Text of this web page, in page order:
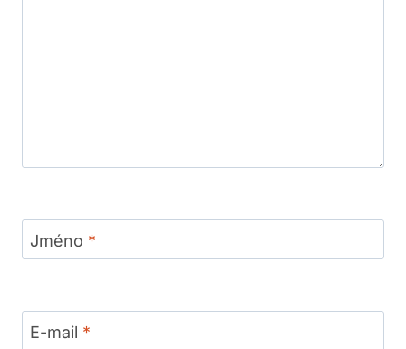
Jméno *
E-mail *